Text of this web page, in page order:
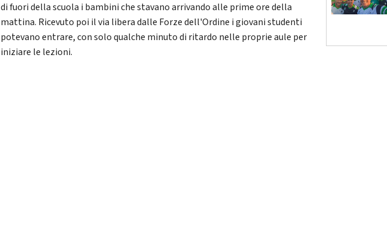
di fuori della scuola i bambini che stavano arrivando alle prime ore della
mattina. Ricevuto poi il via libera dalle Forze dell'Ordine i giovani studenti
potevano entrare, con solo qualche minuto di ritardo nelle proprie aule per
iniziare le lezioni.